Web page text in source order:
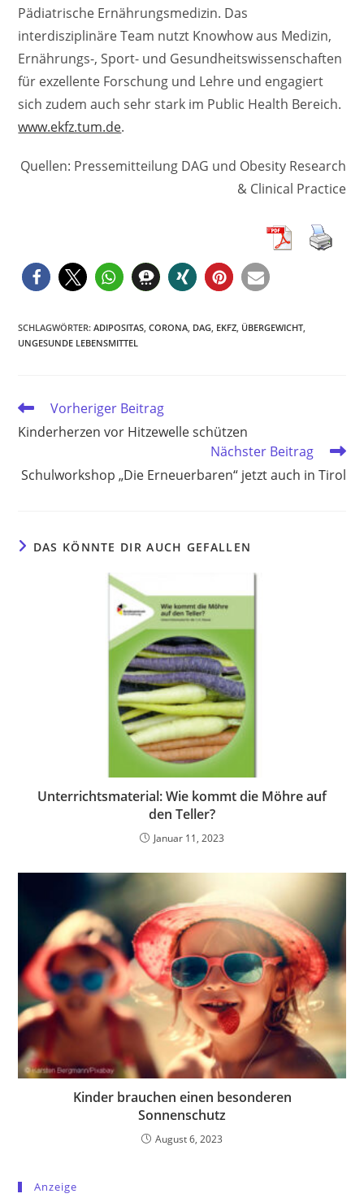
Pädiatrische Ernährungsmedizin. Das
interdisziplinäre Team nutzt Knowhow aus Medizin,
Ernährungs-, Sport- und Gesundheitswissenschaften
für exzellente Forschung und Lehre und engagiert
sich zudem auch sehr stark im Public Health Bereich.
www.ekfz.tum.de.
Quellen: Pressemitteilung DAG und Obesity Research
& Clinical Practice
SCHLAGWÖRTER:ADIPOSITAS CORONA DAG EKFZ ÜBERGEWICHT
UNGESUNDE LEBENSMITTEL
Weitere
ansehen
Vorheriger Beitrag
Kinderherzen vor Hitzewelle schützen
Nächster Beitrag
Schulworkshop „Die Erneuerbaren“ jetzt auch in Tirol
DAS KÖNNTE DIR AUCH GEFALLEN
Unterrichtsmaterial: Wie kommt die Möhre auf
den Teller?
Januar 11, 2023
Kinder brauchen einen besonderen
Sonnenschutz
August 6, 2023
Anzeige